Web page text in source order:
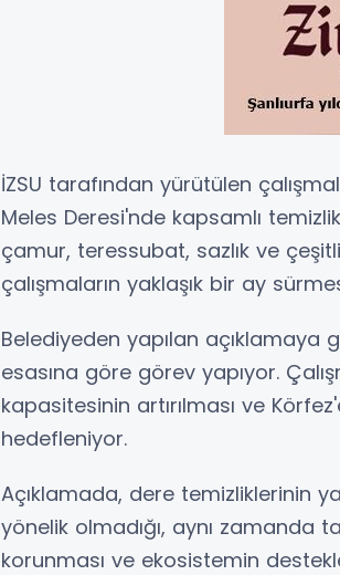
İZSU tarafından yürütülen
Meles Deresi'nde kapsamlı
çamur, teressubat, sazlık ve
çalışmaların yaklaşık bir ay
Belediyeden yapılan açıklamaya
esasına göre görev yapıyor.
kapasitesinin artırılması ve
hedefleniyor.
Açıklamada, dere temizliklerinin
yönelik olmadığı, aynı zamanda
korunması ve ekosistemin